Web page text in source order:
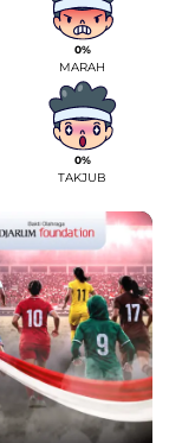
0%
MARAH
0%
TAKJUB